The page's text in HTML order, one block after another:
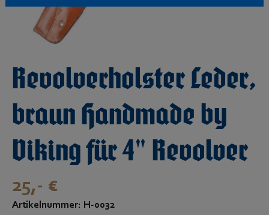
Revolverholster Leder,
braun Handmade by
Viking für 4" Revolver
25,- €
Artikelnummer: H-0032